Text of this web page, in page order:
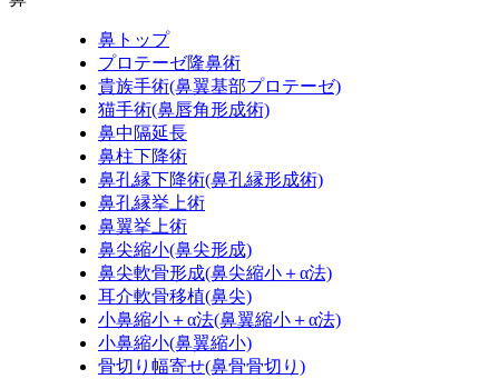
鼻トップ
プロテーゼ隆鼻術
貴族手術(鼻翼基部プロテーゼ)
猫手術(鼻唇角形成術)
鼻中隔延長
鼻柱下降術
鼻孔縁下降術(鼻孔縁形成術)
鼻孔縁挙上術
鼻翼挙上術
鼻尖縮小(鼻尖形成)
鼻尖軟骨形成(鼻尖縮小＋α法)
耳介軟骨移植(鼻尖)
小鼻縮小＋α法(鼻翼縮小＋α法)
小鼻縮小(鼻翼縮小)
骨切り幅寄せ(鼻骨骨切り)